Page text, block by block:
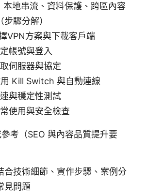
本地串流、資料保護、跨區內容
驟分解）
VPN方案與下載客戶端
帳號與登入
伺服器與協定
Kill Switch 與自動連線
與穩定性測試
使用與安全檢查
考（SEO 與內容品質提升要
合技術細節、實作步驟、案例分
見問題